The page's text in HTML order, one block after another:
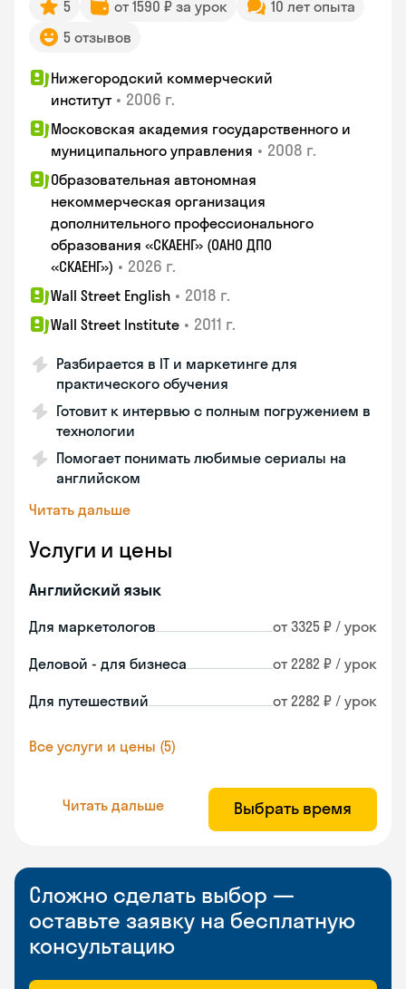
5 от 1590 ₽ за урок
10 лет опыта
5 отзывов
Нижегородский коммерческий
институт • 2006 г.
Московская академия государственного и
муниципального управления • 2008 г.
Образовательная автономная
некоммерческая организация
дополнительного профессионального
образования «СКАЕНГ» (ОАНО ДПО
«СКАЕНГ») • 2026 г.
Wall Street English • 2018 г.
Wall Street Institute • 2011 г.
Разбирается в IT и маркетинге для
практического обучения
Готовит к интервью с полным погружением в
технологии
Помогает понимать любимые сериалы на
английском
Читать дальше
Услуги и цены
Английский язык
Для маркетологов от 3325 ₽ / урок
Деловой - для бизнеса от 2282 ₽ / урок
Для путешествий от 2282 ₽ / урок
Все услуги и цены (5)
Читать дальше Выбрать время
Сложно сделать выбор —
оставьте заявку на бесплатную
консультацию